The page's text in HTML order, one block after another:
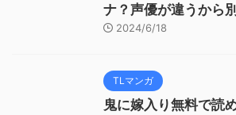
ナ？声優が違うから
2024/6/18
TLマンガ
鬼に嫁入り無料で読